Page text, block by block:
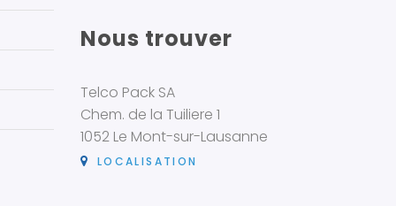
Nous trouver
Telco Pack SA
Chem. de la Tuiliere 1
1052 Le Mont-sur-Lausanne
LOCALISATION